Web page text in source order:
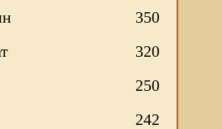
350
320
250
242